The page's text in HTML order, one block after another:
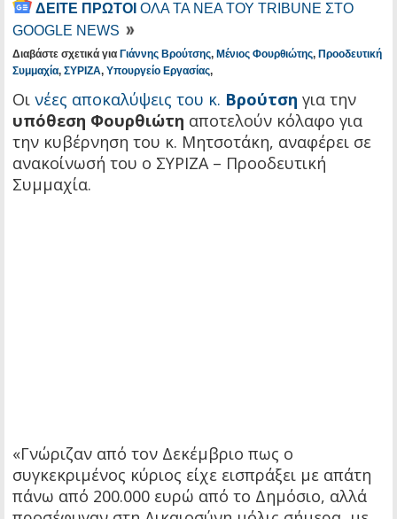
ΔΕΙΤΕ ΠΡΩΤΟΙ ΟΛΑ ΤΑ ΝΕΑ ΤΟΥ TRIBUNE ΣΤΟ
GOOGLE NEWS
Διαβάστε σχετικά για Γιάννης Βρούτσης, Μένιος Φουρθιώτης, Προοδευτική
Συμμαχία, ΣΥΡΙΖΑ, Υπουργείο Εργασίας,
Οι νέες αποκαλύψεις του κ. Βρούτση για την
υπόθεση Φουρθιώτη αποτελούν κόλαφο για
την κυβέρνηση του κ. Μητσοτάκη, αναφέρει σε
ανακοίνωσή του ο ΣΥΡΙΖΑ – Προοδευτική
Συμμαχία.
«Γνώριζαν από τον Δεκέμβριο πως ο
συγκεκριμένος κύριος είχε εισπράξει με απάτη
πάνω από 200.000 ευρώ από το Δημόσιο, αλλά